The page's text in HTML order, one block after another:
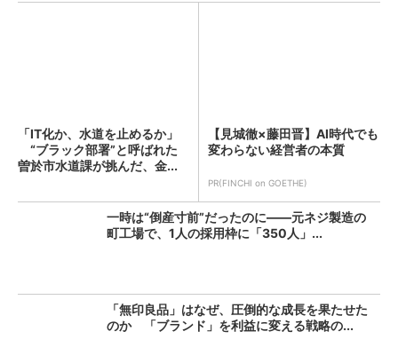
「IT化か、水道を止めるか」
“ブラック部署”と呼ばれた
曽於市水道課が挑んだ、金...
【見城徹×藤田晋】AI時代でも
変わらない経営者の本質
PR(FINCHI on GOETHE)
一時は“倒産寸前”だったのに――元ネジ製造の
町工場で、1人の採用枠に「350人」...
「無印良品」はなぜ、圧倒的な成長を果たせた
のか 「ブランド」を利益に変える戦略の...